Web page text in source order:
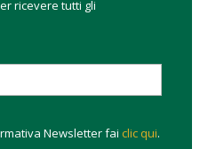
prima di investire
ricevere tutti gli
Newsletter fai clic qui.